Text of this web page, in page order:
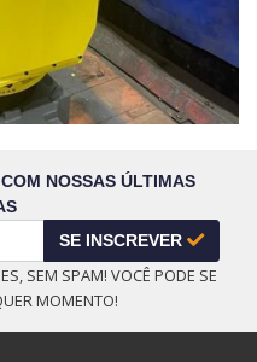
NOSSAS ÚLTIMAS
SE INSCREVER
SEM SPAM! VOCÊ PODE SE
MOMENTO!